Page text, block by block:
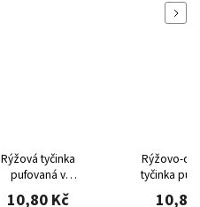
Rýžová tyčinka
pufovaná v
ml.čoko.18g Soco
10,80 Kč
Rýžovo-
tyčinka
10,80
Next